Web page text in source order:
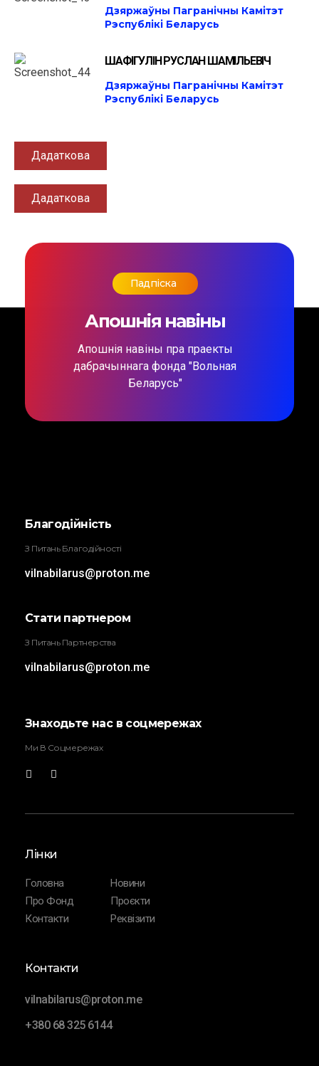
Дзяржаўны Пагранічны Камітэт
Рэспублікі Беларусь
ШАФІГУЛІН РУСЛАН ШАМІЛЬЕВІЧ
Дзяржаўны Пагранічны Камітэт
Рэспублікі Беларусь
Дадаткова
Дадаткова
Падпіска
Апошнія навіны
Апошнія навіны пра праекты
дабрачыннага фонда "Вольная
Беларусь"
Трыбунал
ВІЛЬНА БІЛОРУСЬ
Благодійність
З Питань Благодійності
vilnabilarus@proton.me
Стати партнером
З Питань Партнерства
vilnabilarus@proton.me
Знаходьте нас в соцмережах
Ми В Соцмережах
Лінки
Головна
Про Фонд
Контакти
Новини
Проєкти
Реквізити
Контакти
vilnabilarus@proton.me
+380 68 325 6144